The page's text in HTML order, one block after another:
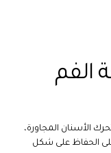
الفم
الأسنان المجاورة،
الحفاظ على شكل